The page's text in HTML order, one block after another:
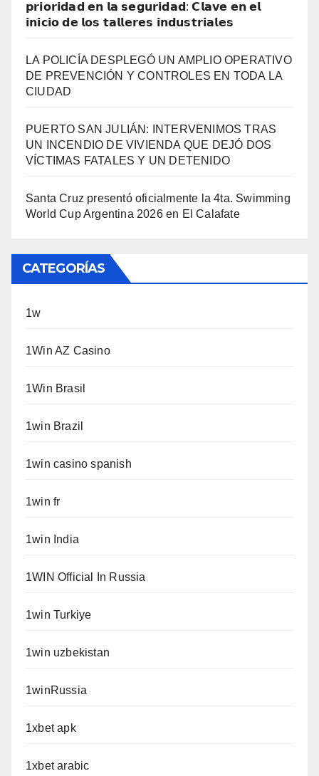
𝗽𝗿𝗶𝗼𝗿𝗶𝗱𝗮𝗱 𝗲𝗻 𝗹𝗮 𝘀𝗲𝗴𝘂𝗿𝗶𝗱𝗮𝗱: 𝗖𝗹𝗮𝘃𝗲 𝗲𝗻 𝗲𝗹
𝗶𝗻𝗶𝗰𝗶𝗼 𝗱𝗲 𝗹𝗼𝘀 𝘁𝗮𝗹𝗹𝗲𝗿𝗲𝘀 𝗶𝗻𝗱𝘂𝘀𝘁𝗿𝗶𝗮𝗹𝗲𝘀
LA POLICÍA DESPLEGÓ UN AMPLIO OPERATIVO
DE PREVENCIÓN Y CONTROLES EN TODA LA
CIUDAD
PUERTO SAN JULIÁN: INTERVENIMOS TRAS
UN INCENDIO DE VIVIENDA QUE DEJÓ DOS
VÍCTIMAS FATALES Y UN DETENIDO
Santa Cruz presentó oficialmente la 4ta. Swimming
World Cup Argentina 2026 en El Calafate
CATEGORÍAS
1w
1Win AZ Casino
1Win Brasil
1win Brazil
1win casino spanish
1win fr
1win India
1WIN Official In Russia
1win Turkiye
1win uzbekistan
1winRussia
1xbet apk
1xbet arabic